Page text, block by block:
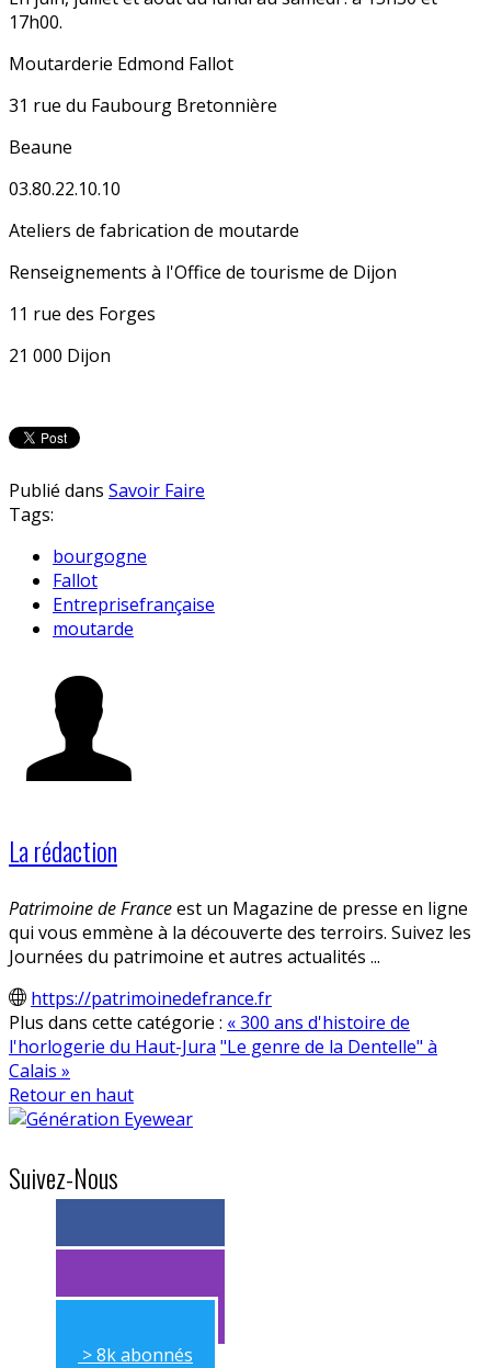
17h00.
Moutarderie Edmond Fallot
31 rue du Faubourg Bretonnière
Beaune
03.80.22.10.10
Ateliers de fabrication de moutarde
Renseignements à l'Office de tourisme de Dijon
11 rue des Forges
21 000 Dijon
Publié dans Savoir Faire
Tags:
bourgogne
Fallot
Entreprisefrançaise
moutarde
La rédaction
Patrimoine de Franceest un Magazine de presse en ligne
qui vous emmène à la découverte des terroirs. Suivez les
Journées du patrimoine et autres actualités ...
https://patrimoinedefrance.fr
Plus dans cette catégorie : « 300 ans d'histoire de
l'horlogerie du Haut-Jura "Le genre de la Dentelle" à
Calais »
Retour en haut
Suivez-Nous
> 11k abonnés
> 11k abonnés
> 8k abonnés